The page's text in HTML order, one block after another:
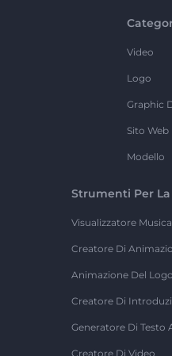
Video
Logo
Graphic
Sito Web
Modello
Strumenti Per
Visualizzatore
Creatore Di
Animazione Del Logo
Creatore Di
Generatore Di Testo
Creatore Di Video